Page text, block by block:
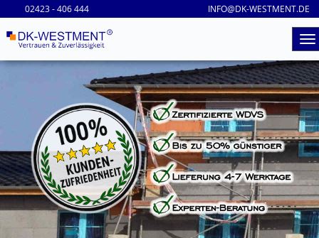
02423 - 406 444 INFO@DK-WESTMENT.DE